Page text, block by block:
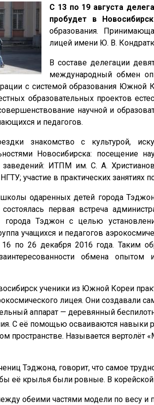
С 13 по 19 августа
пробудет в
образования.
лицей имени Ю. В.
В составе делегации
международный обмен
с системой образования Южной
образовательных проектов
научной и
и педагогов.
знакомство с культурой,
Новосибирска: посещение
заведений: ИТПМ им. С. А.
участие в практических занятиях
одаренных детей города
первая встреча
города Тэджон с целью
учащихся и педагогов
по 26 декабря 2016 года. Таким
обмена
ученики из Южной Кореи
лицея. Они создавали
аппарат — деревянный
С её помощью осваиваются навыки
пространстве. Называется вертолёт
Тэджона, говорит, что самое
её крылья были ровные. В
обеими частями модели по весу